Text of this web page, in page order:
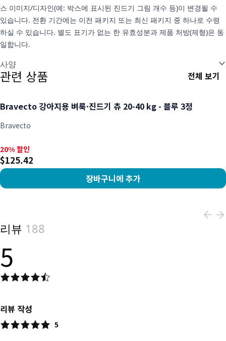
스 이미지/디자인(예: 박스에 표시된 진드기 그림 개수 등)이 변경될 수
있습니다. 전환 기간에는 이전 패키지 또는 최신 패키지 중 하나로 수령
하실 수 있습니다. 별도 표기가 없는 한 유효성분과 제품 처방(제형)은 동
일합니다.
사양
관련 상품 전체 보기
Bravecto 강아지용 벼룩·진드기 츄 20-40 kg - 블루 3정
Bravecto
20% 할인, $125.42
20% 할인
$125.42
장바구니에 추가
리뷰 188
5
리뷰 작성
5